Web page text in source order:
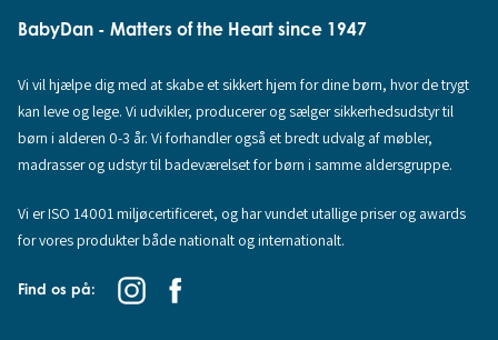
BabyDan - Matters of the Heart since 1947
Vi vil hjælpe dig med at skabe et sikkert hjem for dine børn, hvor de trygt
kan leve og lege. Vi udvikler, producerer og sælger sikkerhedsudstyr til
børn i alderen 0-3 år. Vi forhandler også et bredt udvalg af møbler,
madrasser og udstyr til badeværelset for børn i samme aldersgruppe.
Vi er ISO 14001 miljøcertificeret, og har vundet utallige priser og awards
for vores produkter både nationalt og internationalt.
Find os på: